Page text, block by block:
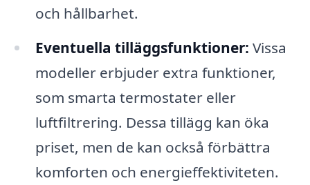
och hållbarhet.
Eventuella tilläggsfunktioner: Vissa
modeller erbjuder extra funktioner,
som smarta termostater eller
luftfiltrering. Dessa tillägg kan öka
priset, men de kan också förbättra
komforten och energieffektiviteten.